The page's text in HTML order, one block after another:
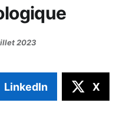
2023
LinkedIn X